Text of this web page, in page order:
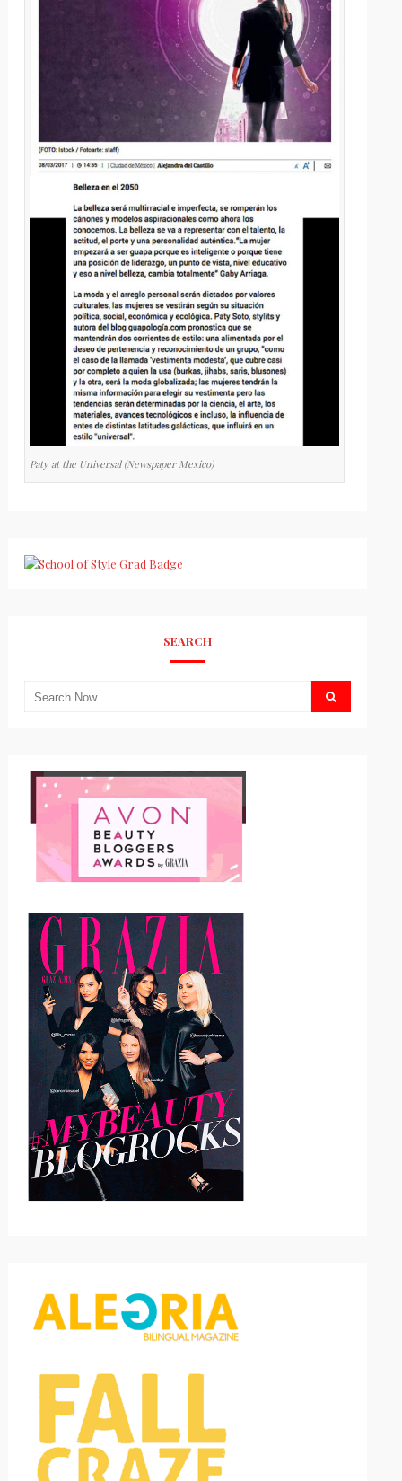
Paty at the Universal (Newspaper Mexico)
SEARCH